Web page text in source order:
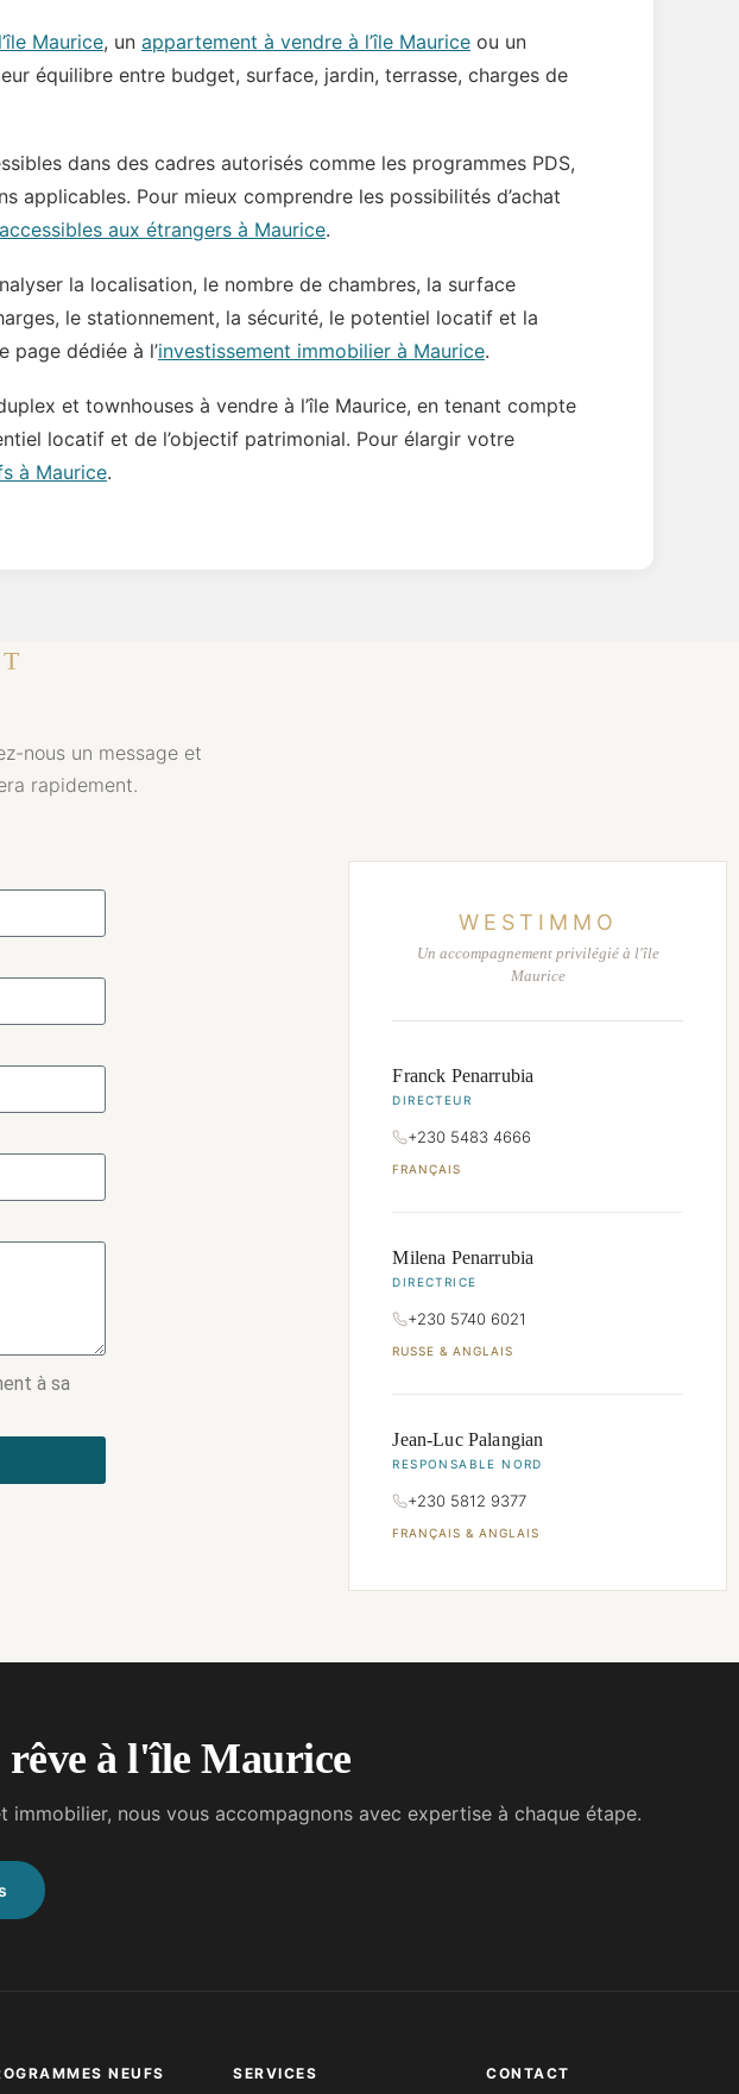
Maurice, un appartement à vendre à l’île Maurice ou un
équilibre entre budget, surface, jardin, terrasse, charges de
dans des cadres autorisés comme les programmes PDS,
applicables. Pour mieux comprendre les possibilités d’achat
aux étrangers à Maurice.
la localisation, le nombre de chambres, la surface
le stationnement, la sécurité, le potentiel locatif et la
page dédiée à l’investissement immobilier à Maurice.
et townhouses à vendre à l’île Maurice, en tenant compte
locatif et de l’objectif patrimonial. Pour élargir votre
à Maurice.
nous un message et
rapidement.
à sa
WESTIMMO
Un accompagnement privilégié à l'île
Maurice
Franck Penarrubia
DIRECTEUR
+230 5483 4666
FRANÇAIS
Milena Penarrubia
DIRECTRICE
+230 5740 6021
RUSSE & ANGLAIS
Jean-Luc Palangian
RESPONSABLE NORD
+230 5812 9377
FRANÇAIS & ANGLAIS
à l'île Maurice
nous vous accompagnons avec expertise à chaque étape.
NEUFS SERVICES CONTACT